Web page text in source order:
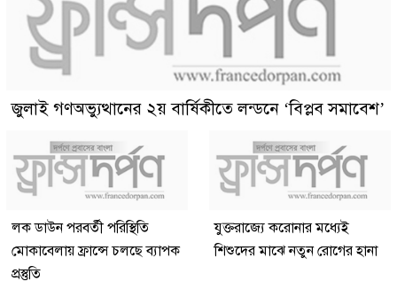
জুলাই গণঅভ্যুত্থানের ২য় বার্ষিকীতে লন্ডনে ‘বিপ্লব সমাবেশ’
লক ডাউন পরবর্তী পরিস্থিতি
মোকাবেলায় ফ্রান্সে চলছে ব্যাপক
প্রস্তুতি
যুক্তরাজ্যে করোনার মধ্যেই
শিশুদের মাঝে নতুন রোগের হানা